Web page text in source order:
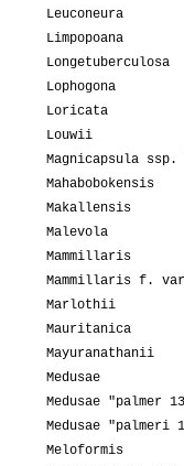
Leuconeura
Limpopoana
Longetuberculosa
Lophogona
Loricata
Louwii
Magnicapsula
Mahabobokensis
Makallensis
Malevola
Mammillaris
Mammillaris f.
Marlothii
Mauritanica
Mayuranathanii
Medusae
Medusae "palmer
Medusae "palmeri
Meloformis